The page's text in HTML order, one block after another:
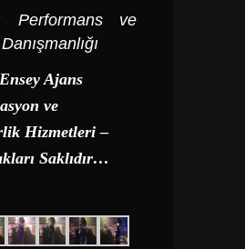
Performans ve
Ajans
ve
Hizmetleri –
Saklıdır…